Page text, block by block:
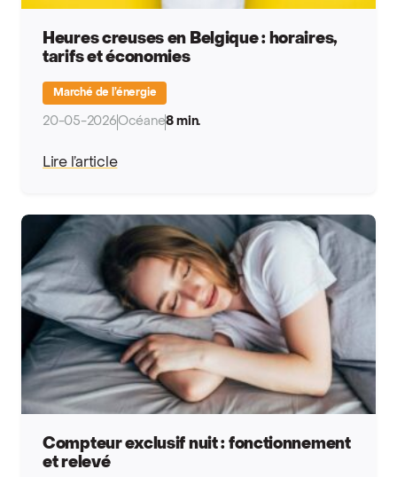
Heures creuses en Belgique : horaires,
tarifs et économies
Marché de l’énergie
20-05-2026Océane8 min.
Lire l’article
Compteur exclusif nuit : fonctionnement
et relevé